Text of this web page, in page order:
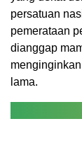
persatuan
pemerataan
dianggap
lama.